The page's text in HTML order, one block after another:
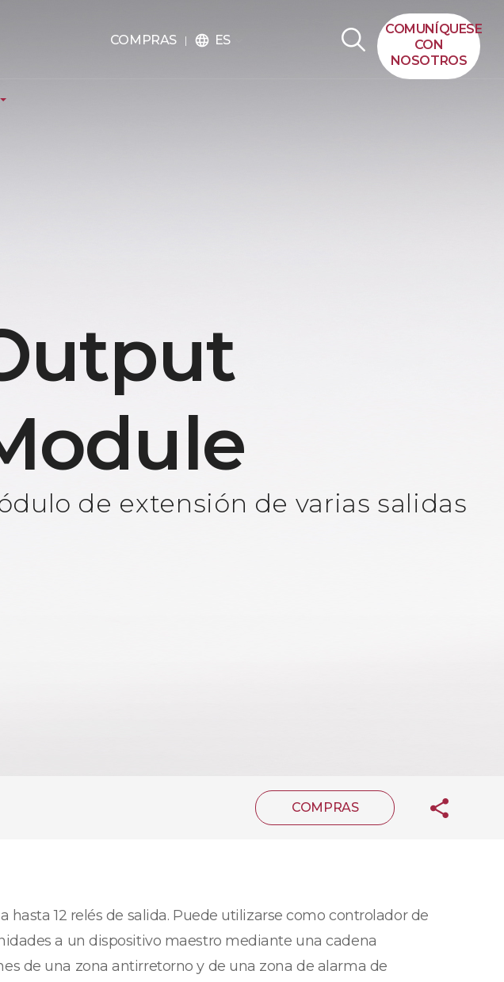
COMPRAS language ES
COMUNÍQUESE
CON
NOSOTROS
de extensión de varias salidas
COMPRAS
12 relés de salida. Puede utilizarse como controlador de
a un dispositivo maestro mediante una cadena
de una zona antirretorno y de una zona de alarma de